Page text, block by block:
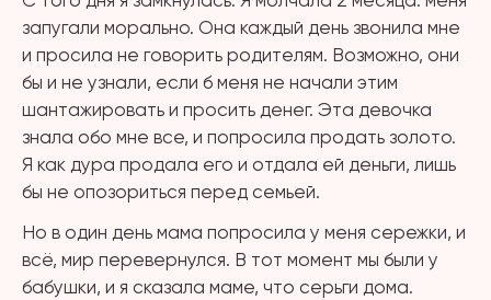
запугали морально. Она каждый день звонила мне
и просила не говорить родителям. Возможно, они
бы и не узнали, если б меня не начали этим
шантажировать и просить денег. Эта девочка
знала обо мне все, и попросила продать золото.
Я как дура продала его и отдала ей деньги, лишь
бы не опозориться перед семьей.
Но в один день мама попросила у меня сережки, и
всё, мир перевернулся. В тот момент мы были у
бабушки, и я сказала маме, что серьги дома.